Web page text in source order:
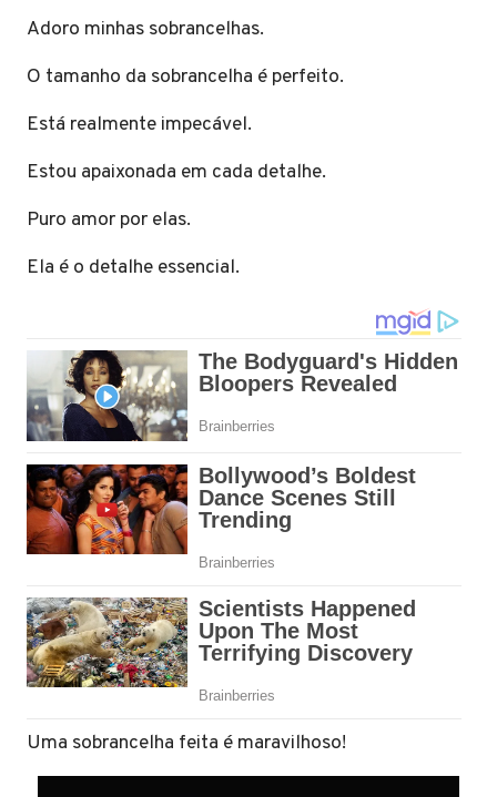
Adoro minhas sobrancelhas.
O tamanho da sobrancelha é perfeito.
Está realmente impecável.
Estou apaixonada em cada detalhe.
Puro amor por elas.
Ela é o detalhe essencial.
Uma sobrancelha feita é maravilhoso!